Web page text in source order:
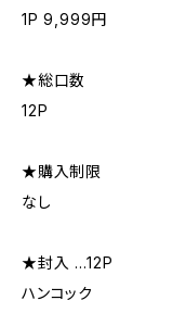
1P 9,999円
★総口数
12P
★購入制限
なし
★封入 …12P
ハンコック